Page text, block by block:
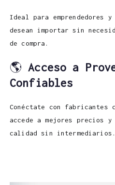
Ideal para emprendedores y
desean importar sin
de compra.
🌎Acceso a
Confiables
Conéctate con fabricantes
accede a mejores precios
calidad sin intermediarios.